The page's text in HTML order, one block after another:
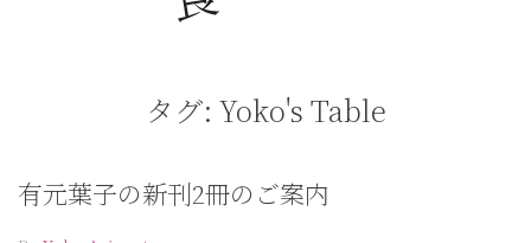
タグ: Yoko's Table
有元葉子の新刊2冊のご案内